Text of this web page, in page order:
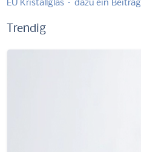
EU Kristallglas – dazu ein Beitrag
Trendig